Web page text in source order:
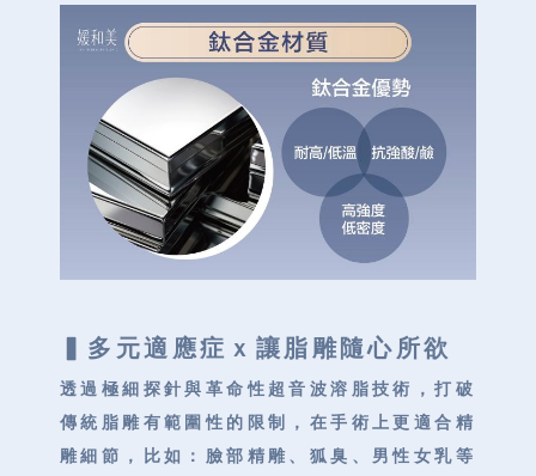
多元適應症ｘ讓脂雕隨心所欲
透過極細探針與革命性超⾳波溶脂技術，打破
傳統脂雕有範圍性的限制，在手術上更適合精
雕細節，比如：臉部精雕、狐臭、男性女乳等